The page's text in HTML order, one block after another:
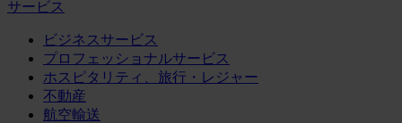
サービス
ビジネスサービス
プロフェッショナルサービス
ホスピタリティ、旅行・レジャー
不動産
航空輸送